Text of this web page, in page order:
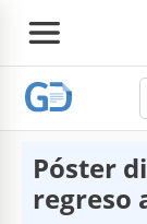
Póster
regreso